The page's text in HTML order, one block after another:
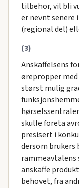
tilbehor, vil bli
er nevnt
(regional del)
(3)
Anskaffelsens
ørepropper
størst mulig
skulle foreta
presisert i
dersom brukers
anskaffe
behovet, fra